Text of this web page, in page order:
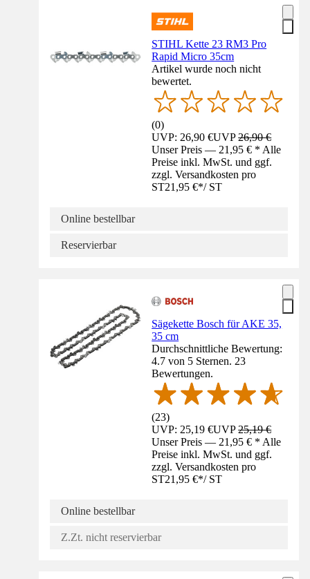
STIHL Kette 23 RM3 Pro
Rapid Micro 35cm
Artikel wurde noch nicht
bewertet.
(0)
UVP: 26,90 €UVP26,90 €
Unser Preis — 21,95 € * Alle
Preise inkl. MwSt. und ggf.
zzgl. Versandkosten pro
ST21,95 €*/ ST
Online bestellbar
Reservierbar
Sägekette Bosch für AKE 35,
35 cm
Durchschnittliche Bewertung:
4.7 von 5 Sternen. 23
Bewertungen.
(23)
UVP: 25,19 €UVP25,19 €
Unser Preis — 21,95 € * Alle
Preise inkl. MwSt. und ggf.
zzgl. Versandkosten pro
ST21,95 €*/ ST
Online bestellbar
Z.Zt. nicht reservierbar